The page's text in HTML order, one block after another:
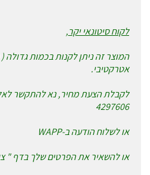
לקוח סיטונאי יקר,
אטרקטיבי.
4297606
או לשלוח הודעה ב-WAPP
או להשאיר את הפרטים שלך בדף "